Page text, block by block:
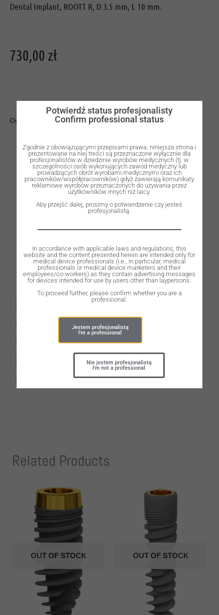
Dental Implant, ROOTT R, D 3.5 mm, L 10 mm.
730,00 zł
Out of stock
Description
Description
ROOTT R dental implant is a two-piece implant for single &
multiple unite restorations.
Excellent primary stability in all bone types
Reliable dental implant-abutment connection
micro-topography
Related Products
OUT OF STOCK OUT OF STOCK
Potwierdź status profesjonalisty
Confirm professional status
Zgodnie z obowiązującymi przepisami prawa, niniejsza strona i
prezentowane na niej treści są przeznaczone wyłącznie dla
profesjonalistów w dziedzinie wyrobów medycznych (tj. w
szczególności osób wykonujących zawód medyczny lub
prowadzących obrót wyrobami medycznymi oraz ich
pracowników/współpracowników) gdyż zawierają komunikaty
reklamowe wyrobów przeznaczonych do używania przez
użytkowników innych niż laicy.
Aby przejść dalej, prosimy o potwierdzenie czy jesteś
profesjonalistą.
In accordance with applicable laws and regulations, this
website and the content presented herein are intended only for
medical device professionals (i.e., in particular, medical
professionals or medical device marketers and their
employees/co-workers) as they contain advertising messages
for devices intended for use by users other than laypersons.
To proceed further, please confirm whether you are a
professional.
Jestem profesjonalistą
I'm a professional
Nie jestem profesjonalistą
I'm not a professional